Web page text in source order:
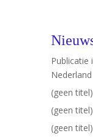
Publicatie
Nederland
(geen titel)
(geen titel)
(geen titel)